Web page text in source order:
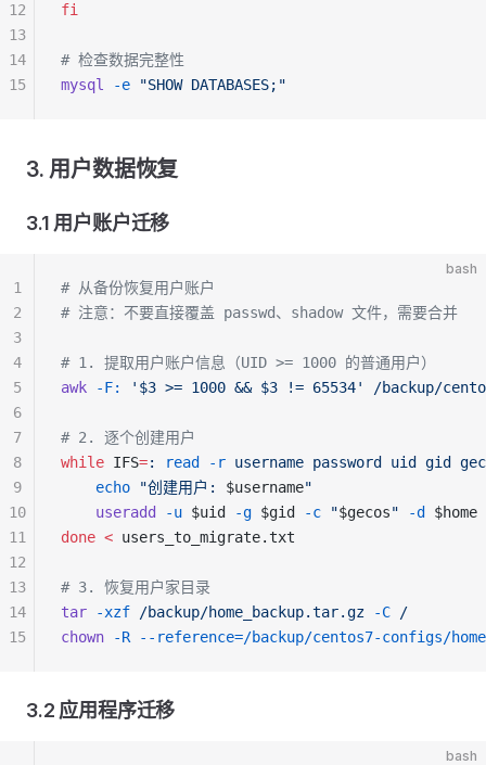
fi
# 检查数据完整性
mysql
-e "SHOW DATABASES;"
12
13
14
15
3. 用户数据恢复
3.1 用户账户迁移
bash
# 从备份恢复用户账户
# 注意：不要直接覆盖 passwd、shadow 文件，需要合并
# 1. 提取用户账户信息（UID >= 1000 的普通用户）
awk -F: '$3 >= 1000 && $3 != 65534' /backup/
# 2. 逐个创建用户
while IFS=: read -r username password uid gid
    echo
"创建用户: $username"
    useradd
-u $uid -g $gid -c "$gecos" -d
$home
done < users_to_migrate.txt
# 3. 恢复用户家目录
tar -xzf /backup/home_backup.tar.gz -C /
chown -R --reference=/backup/centos7-configs/home
1
2
3
4
5
6
7
8
9
10
11
12
13
14
15
3.2 应用程序迁移
bash